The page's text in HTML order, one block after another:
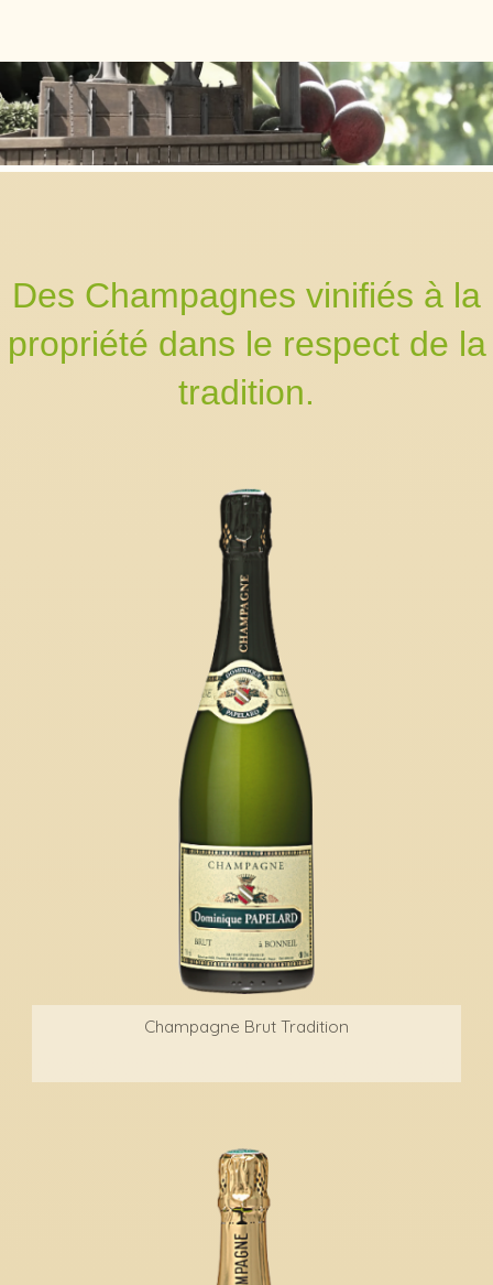
Des Champagnes vinifiés à la
propriété dans le respect de la
tradition.
Champagne Brut Tradition